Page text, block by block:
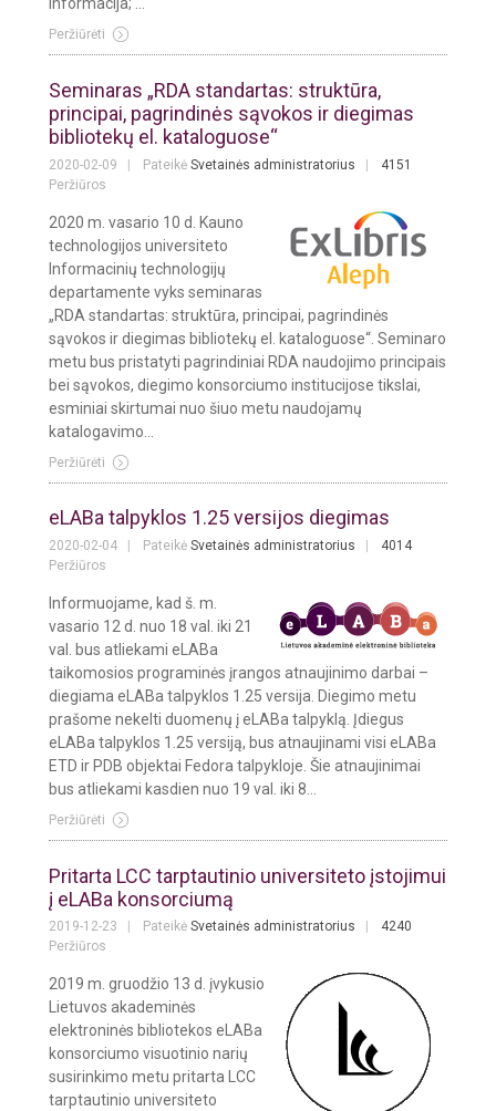
informacija; ...
Peržiūrėti
Seminaras „RDA standartas: struktūra,
principai, pagrindinės sąvokos ir diegimas
bibliotekų el. kataloguose“
2020-02-09 Pateikė Svetainės administratorius
4151
Peržiūros
2020 m. vasario 10 d. Kauno
technologijos universiteto
Informacinių technologijų
departamente vyks seminaras
„RDA standartas: struktūra, principai, pagrindinės
sąvokos ir diegimas bibliotekų el. kataloguose“. Seminaro
metu bus pristatyti pagrindiniai RDA naudojimo principais
bei sąvokos, diegimo konsorciumo institucijose tikslai,
esminiai skirtumai nuo šiuo metu naudojamų
katalogavimo...
Peržiūrėti
eLABa talpyklos 1.25 versijos diegimas
2020-02-04 Pateikė Svetainės administratorius
4014
Peržiūros
Informuojame, kad š. m.
vasario 12 d. nuo 18 val. iki 21
val. bus atliekami eLABa
taikomosios programinės įrangos atnaujinimo darbai –
diegiama eLABa talpyklos 1.25 versija. Diegimo metu
prašome nekelti duomenų į eLABa talpyklą. Įdiegus
eLABa talpyklos 1.25 versiją, bus atnaujinami visi eLABa
ETD ir PDB objektai Fedora talpykloje. Šie atnaujinimai
bus atliekami kasdien nuo 19 val. iki 8...
Peržiūrėti
Pritarta LCC tarptautinio universiteto įstojimui
į eLABa konsorciumą
2019-12-23 Pateikė Svetainės administratorius
4240
Peržiūros
2019 m. gruodžio 13 d. įvykusio
Lietuvos akademinės
elektroninės bibliotekos eLABa
konsorciumo visuotinio narių
susirinkimo metu pritarta LCC
tarptautinio universiteto